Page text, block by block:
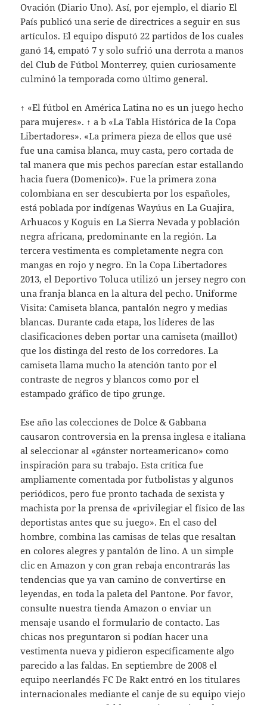
Ovación (Diario Uno). Así, por ejemplo, el diario El
País publicó una serie de directrices a seguir en sus
artículos. El equipo disputó 22 partidos de los cuales
ganó 14, empató 7 y solo sufrió una derrota a manos
del Club de Fútbol Monterrey, quien curiosamente
culminó la temporada como último general.
↑ «El fútbol en América Latina no es un juego hecho
para mujeres». ↑ a b «La Tabla Histórica de la Copa
Libertadores». «La primera pieza de ellos que usé
fue una camisa blanca, muy casta, pero cortada de
tal manera que mis pechos parecían estar estallando
hacia fuera (Domenico)». Fue la primera zona
colombiana en ser descubierta por los españoles,
está poblada por indígenas Wayúus en La Guajira,
Arhuacos y Koguis en La Sierra Nevada y población
negra africana, predominante en la región. La
tercera vestimenta es completamente negra con
mangas en rojo y negro. En la Copa Libertadores
2013, el Deportivo Toluca utilizó un jersey negro con
una franja blanca en la altura del pecho. Uniforme
Visita: Camiseta blanca, pantalón negro y medias
blancas. Durante cada etapa, los líderes de las
clasificaciones deben portar una camiseta (maillot)
que los distinga del resto de los corredores. La
camiseta llama mucho la atención tanto por el
contraste de negros y blancos como por el
estampado gráfico de tipo grunge.
Ese año las colecciones de Dolce & Gabbana
causaron controversia en la prensa inglesa e italiana
al seleccionar al «gánster norteamericano» como
inspiración para su trabajo. Esta crítica fue
ampliamente comentada por futbolistas y algunos
periódicos, pero fue pronto tachada de sexista y
machista por la prensa de «privilegiar el físico de las
deportistas antes que su juego». En el caso del
hombre, combina las camisas de telas que resaltan
en colores alegres y pantalón de lino. A un simple
clic en Amazon y con gran rebaja encontrarás las
tendencias que ya van camino de convertirse en
leyendas, en toda la paleta del Pantone. Por favor,
consulte nuestra tienda Amazon o enviar un
mensaje usando el formulario de contacto. Las
chicas nos preguntaron si podían hacer una
vestimenta nueva y pidieron específicamente algo
parecido a las faldas. En septiembre de 2008 el
equipo neerlandés FC De Rakt entró en los titulares
internacionales mediante el canje de su equipo viejo